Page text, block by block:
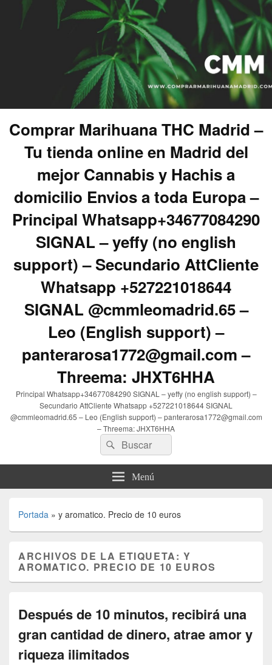
Comprar Marihuana THC Madrid –
Tu tienda online en Madrid del
mejor Cannabis y Hachis a
domicilio Envios a toda Europa –
Principal Whatsapp+34677084290
SIGNAL – yeffy (no english
support) – Secundario AttCliente
Whatsapp +527221018644
SIGNAL @cmmleomadrid.65 –
Leo (English support) –
panterarosa1772@gmail.com –
Threema: JHXT6HHA
Principal Whatsapp+34677084290 SIGNAL – yeffy (no english support) –
Secundario AttCliente Whatsapp +527221018644 SIGNAL
@cmmleomadrid.65 – Leo (English support) – panterarosa1772@gmail.com
– Threema: JHXT6HHA
Buscar
por:
Buscar
Menú
Portada » y aromatico. Precio de 10 euros
ARCHIVOS DE LA ETIQUETA:Y
AROMATICO. PRECIO DE 10 EUROS
Después de 10 minutos, recibirá una
gran cantidad de dinero, atrae amor y
riqueza ilimitados